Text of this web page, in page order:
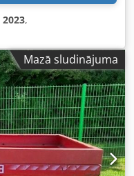
2023,
Mazā sludinājuma